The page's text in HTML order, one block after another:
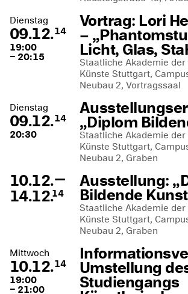
Dienstag
09.12.14
19:00
– 20:15
Vortrag: Lori
–
Licht, Glas,
Staatliche Akademie
Künste Stuttgart,
Neubau 2, Vortragssaal
Dienstag
09.12.14
20:30
„Diplom
Staatliche Akademie
Künste Stuttgart,
Neubau 2, Graben
10.12.—
14.12.14
Ausstellung:
Bildende
Staatliche Akademie
Künste Stuttgart,
Neubau 2, Graben
Mittwoch
10.12.14
19:00
– 21:00
Umstellung
Studiengangs